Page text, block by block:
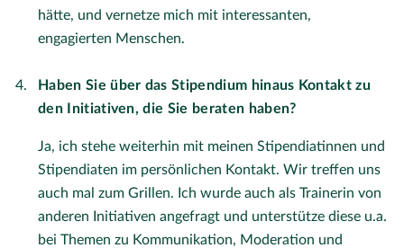
hätte, und vernetze mich mit interessanten,
engagierten Menschen.
Haben Sie über das Stipendium hinaus Kontakt zu
den Initiativen, die Sie beraten haben?
Ja, ich stehe weiterhin mit meinen Stipendiatinnen und
Stipendiaten im persönlichen Kontakt. Wir treffen uns
auch mal zum Grillen. Ich wurde auch als Trainerin von
anderen Initiativen angefragt und unterstütze diese u.a.
bei Themen zu Kommunikation, Moderation und